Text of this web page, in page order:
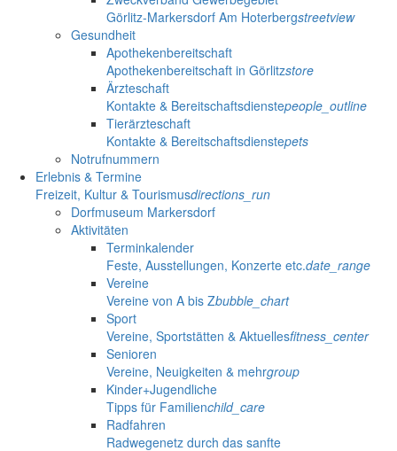
Görlitz-Markersdorf Am Hoterbergstreetview
Gesundheit
Apothekenbereitschaft
Apothekenbereitschaft in Görlitzstore
Ärzteschaft
Kontakte & Bereitschaftsdienstepeople_outline
Tierärzteschaft
Kontakte & Bereitschaftsdienstepets
Notrufnummern
Erlebnis & Termine
Freizeit, Kultur & Tourismusdirections_run
Dorfmuseum Markersdorf
Aktivitäten
Terminkalender
Feste, Ausstellungen, Konzerte etc.date_range
Vereine
Vereine von A bis Zbubble_chart
Sport
Vereine, Sportstätten & Aktuellesfitness_center
Senioren
Vereine, Neuigkeiten & mehrgroup
Kinder+Jugendliche
Tipps für Familienchild_care
Radfahren
Radwegenetz durch das sanfte